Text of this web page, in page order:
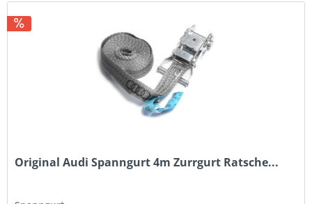
Original Audi Spanngurt 4m Zurrgurt Ratsche...